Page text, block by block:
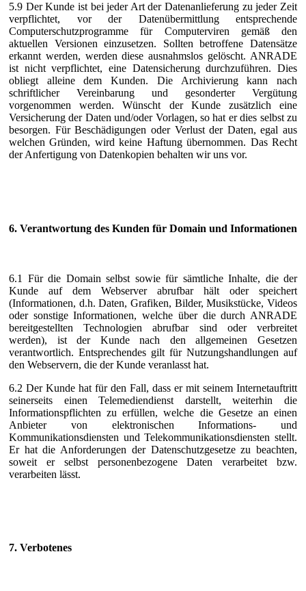
5.9 Der Kunde ist bei jeder Art der Datenanlieferung zu jeder Zeit
verpflichtet, vor der Datenübermittlung entsprechende
Computerschutzprogramme für Computerviren gemäß den
aktuellen Versionen einzusetzen. Sollten betroffene Datensätze
erkannt werden, werden diese ausnahmslos gelöscht. ANRADE
ist nicht verpflichtet, eine Datensicherung durchzuführen. Dies
obliegt alleine dem Kunden. Die Archivierung kann nach
schriftlicher Vereinbarung und gesonderter Vergütung
vorgenommen werden. Wünscht der Kunde zusätzlich eine
Versicherung der Daten und/oder Vorlagen, so hat er dies selbst zu
besorgen. Für Beschädigungen oder Verlust der Daten, egal aus
welchen Gründen, wird keine Haftung übernommen. Das Recht
der Anfertigung von Datenkopien behalten wir uns vor.
6. Verantwortung des Kunden für Domain und Informationen
6.1 Für die Domain selbst sowie für sämtliche Inhalte, die der
Kunde auf dem Webserver abrufbar hält oder speichert
(Informationen, d.h. Daten, Grafiken, Bilder, Musikstücke, Videos
oder sonstige Informationen, welche über die durch ANRADE
bereitgestellten Technologien abrufbar sind oder verbreitet
werden), ist der Kunde nach den allgemeinen Gesetzen
verantwortlich. Entsprechendes gilt für Nutzungshandlungen auf
den Webservern, die der Kunde veranlasst hat.
6.2 Der Kunde hat für den Fall, dass er mit seinem Internetauftritt
seinerseits einen Telemediendienst darstellt, weiterhin die
Informationspflichten zu erfüllen, welche die Gesetze an einen
Anbieter von elektronischen Informations- und
Kommunikationsdiensten und Telekommunikationsdiensten stellt.
Er hat die Anforderungen der Datenschutzgesetze zu beachten,
soweit er selbst personenbezogene Daten verarbeitet bzw.
verarbeiten lässt.
7. Verbotenes